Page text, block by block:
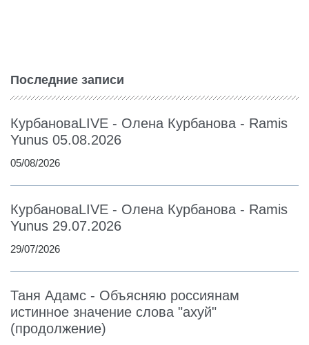
Последние записи
КурбановаLIVE - Олена Курбанова - Ramis
Yunus 05.08.2026
05/08/2026
КурбановаLIVE - Олена Курбанова - Ramis
Yunus 29.07.2026
29/07/2026
Таня Адамс - Объясняю россиянам
истинное значение слова "ахуй"
(продолжение)